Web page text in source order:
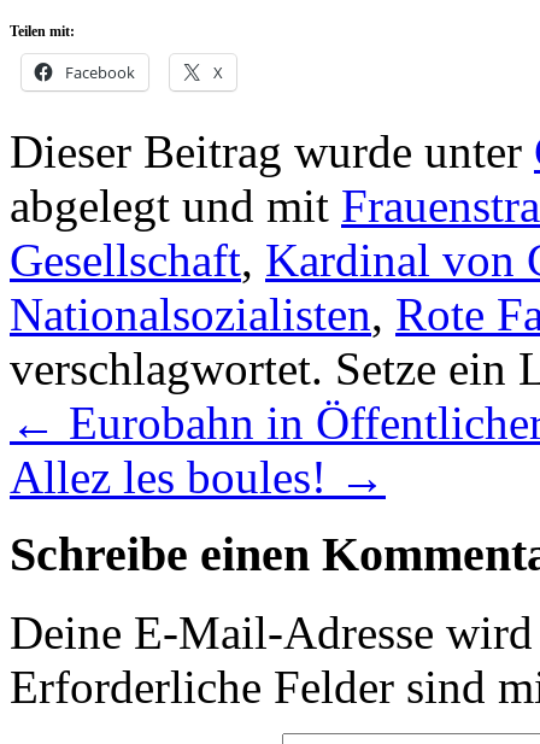
Teilen mit:
Facebook X
Dieser Beitrag wurde unter
abgelegt und mit
Gesellschaft, Kardinal von
Nationalsozialisten, Rote
verschlagwortet. Setze ein
← Eurobahn in
Allez les boules! →
Schreibe einen
Deine E-Mail-Adresse
Erforderliche Felder sind